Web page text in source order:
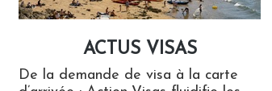
ACTUS VISAS
De la demande de visa à la carte